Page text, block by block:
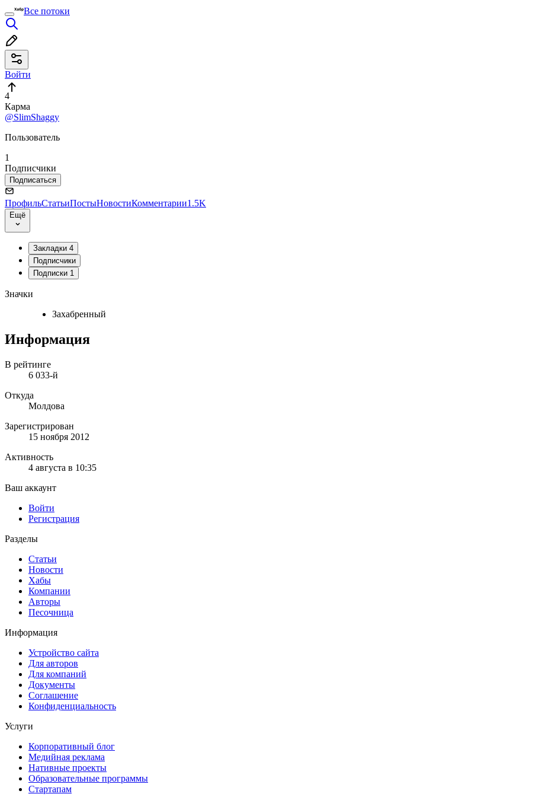
Все потоки
Войти
4
Карма
@SlimShaggy
Пользователь
1
Подписчики
Подписаться
ПрофильСтатьиПостыНовостиКомментарии1.5K
Ещё
Закладки 4
Подписчики
Подписки 1
Значки
Захабренный
Информация
В рейтинге
6 033-й
Откуда
Молдова
Зарегистрирован
15 ноября 2012
Активность
4 августа в 10:35
Ваш аккаунт
Войти
Регистрация
Разделы
Статьи
Новости
Хабы
Компании
Авторы
Песочница
Информация
Устройство сайта
Для авторов
Для компаний
Документы
Соглашение
Конфиденциальность
Услуги
Корпоративный блог
Медийная реклама
Нативные проекты
Образовательные программы
Стартапам